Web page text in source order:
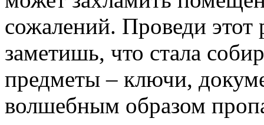
сожалений. Проведи этот
заметишь, что стала
предметы – ключи,
волшебным образом